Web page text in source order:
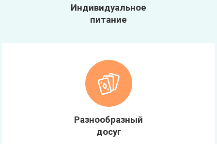
Индивидуальное
питание
Разнообразный
досуг